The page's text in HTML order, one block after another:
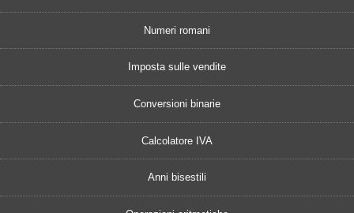
Numeri romani
Imposta sulle vendite
Conversioni binarie
Calcolatore IVA
Anni bisestili